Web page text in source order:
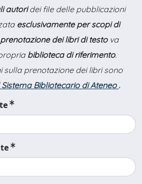
autoridei file delle pubblicazioni
esclusivamente per scopi di
prenotazione dei libri di testova
biblioteca di riferimento.
sulla prenotazione dei libri sono
Bibliotecario di Ateneo .